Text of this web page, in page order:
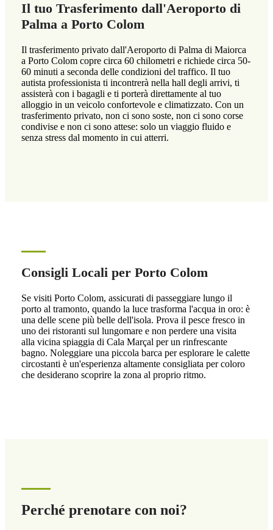
Il tuo Trasferimento dall'Aeroporto di
Palma a Porto Colom
Il trasferimento privato dall'Aeroporto di Palma di Maiorca
a Porto Colom copre circa 60 chilometri e richiede circa 50-
60 minuti a seconda delle condizioni del traffico. Il tuo
autista professionista ti incontrerà nella hall degli arrivi, ti
assisterà con i bagagli e ti porterà direttamente al tuo
alloggio in un veicolo confortevole e climatizzato. Con un
trasferimento privato, non ci sono soste, non ci sono corse
condivise e non ci sono attese: solo un viaggio fluido e
senza stress dal momento in cui atterri.
Consigli Locali per Porto Colom
Se visiti Porto Colom, assicurati di passeggiare lungo il
porto al tramonto, quando la luce trasforma l'acqua in oro: è
una delle scene più belle dell'isola. Prova il pesce fresco in
uno dei ristoranti sul lungomare e non perdere una visita
alla vicina spiaggia di Cala Marçal per un rinfrescante
bagno. Noleggiare una piccola barca per esplorare le calette
circostanti è un'esperienza altamente consigliata per coloro
che desiderano scoprire la zona al proprio ritmo.
Perché prenotare con noi?